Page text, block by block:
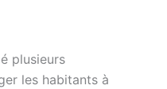
plusieurs
les habitants à